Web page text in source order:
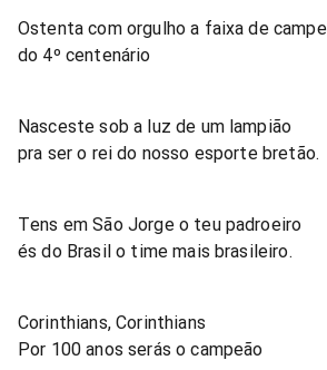
Ostenta com orgulho a faixa de
do 4º centenário
Nasceste sob a luz de um lampião
pra ser o rei do nosso esporte bretão.
Tens em São Jorge o teu padroeiro
és do Brasil o time mais brasileiro.
Corinthians, Corinthians
Por 100 anos serás o campeão